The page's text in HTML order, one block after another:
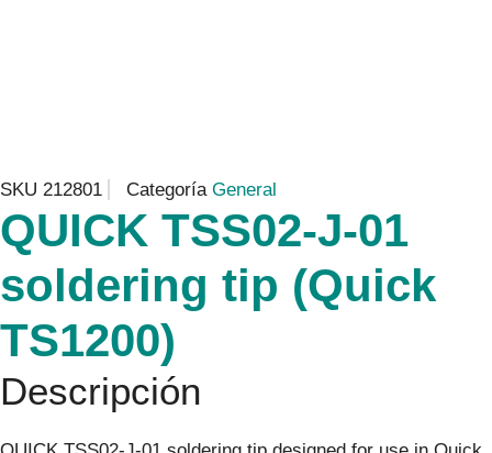
SKU 212801 Categoría General
QUICK TSS02-J-01
soldering tip (Quick
TS1200)
Descripción